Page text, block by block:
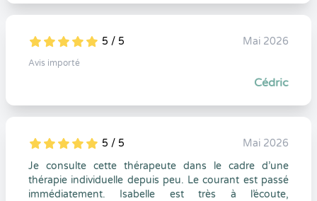
5
1
5
0 5 / 5 Mai 2026
Avis importé
Cédric
5
1
5
0 5 / 5
Mai 2026
Je consulte cette thérapeute dans le cadre d’une
thérapie individuelle depuis peu. Le courant est passé
immédiatement. Isabelle est très à l’écoute,